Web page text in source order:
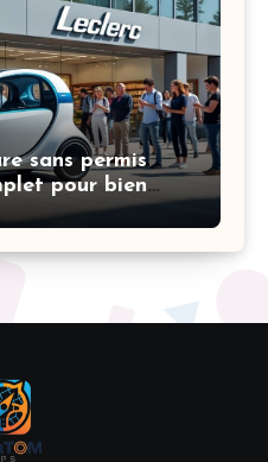
sans permis
pour bien